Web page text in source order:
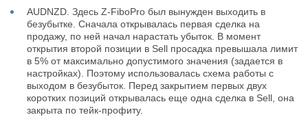
AUDNZD. Здесь Z-FiboPro был вынужден выходить в
безубытке. Сначала открывалась первая сделка на
продажу, по ней начал нарастать убыток. В момент
открытия второй позиции в Sell просадка превышала лимит
в 5% от максимально допустимого значения (задается в
настройках). Поэтому использовалась схема работы с
выходом в безубыток. Перед закрытием первых двух
коротких позиций открывалась еще одна сделка в Sell, она
закрыта по тейк-профиту.